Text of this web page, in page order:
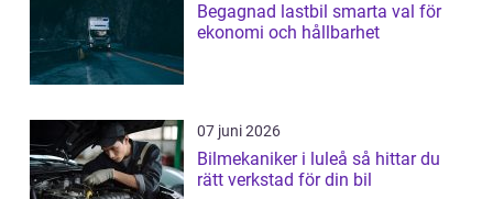
Begagnad lastbil smarta val för
ekonomi och hållbarhet
07 juni 2026
Bilmekaniker i luleå så hittar du
rätt verkstad för din bil